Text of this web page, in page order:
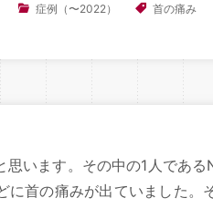
症例（〜2022） 首の痛み
います。その中の1人である
に首の痛みが出ていました。